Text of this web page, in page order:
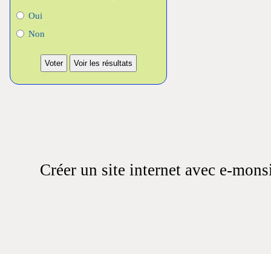
Oui
Non
Créer un site internet avec e-